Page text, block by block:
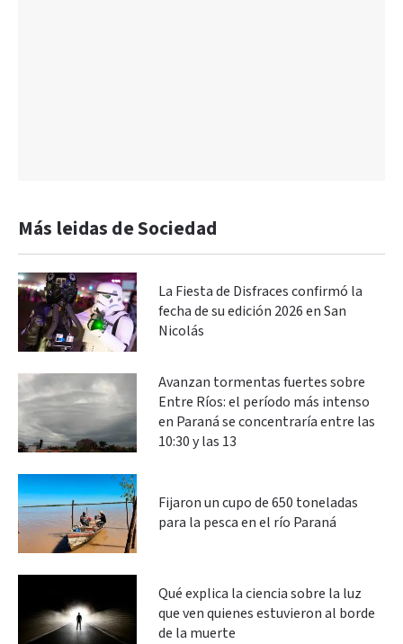
Más leidas de Sociedad
La Fiesta de Disfraces confirmó la
fecha de su edición 2026 en San
Nicolás
Avanzan tormentas fuertes sobre
Entre Ríos: el período más intenso
en Paraná se concentraría entre las
10:30 y las 13
Fijaron un cupo de 650 toneladas
para la pesca en el río Paraná
Qué explica la ciencia sobre la luz
que ven quienes estuvieron al borde
de la muerte